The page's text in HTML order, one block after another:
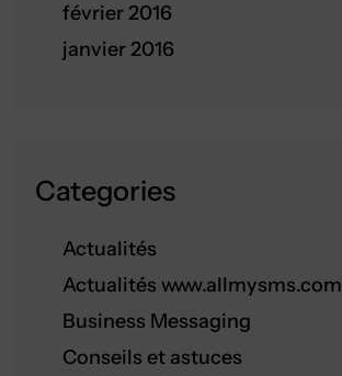
février 2016
janvier 2016
Categories
Actualités
Actualités www.allmysms.com
Business Messaging
Conseils et astuces